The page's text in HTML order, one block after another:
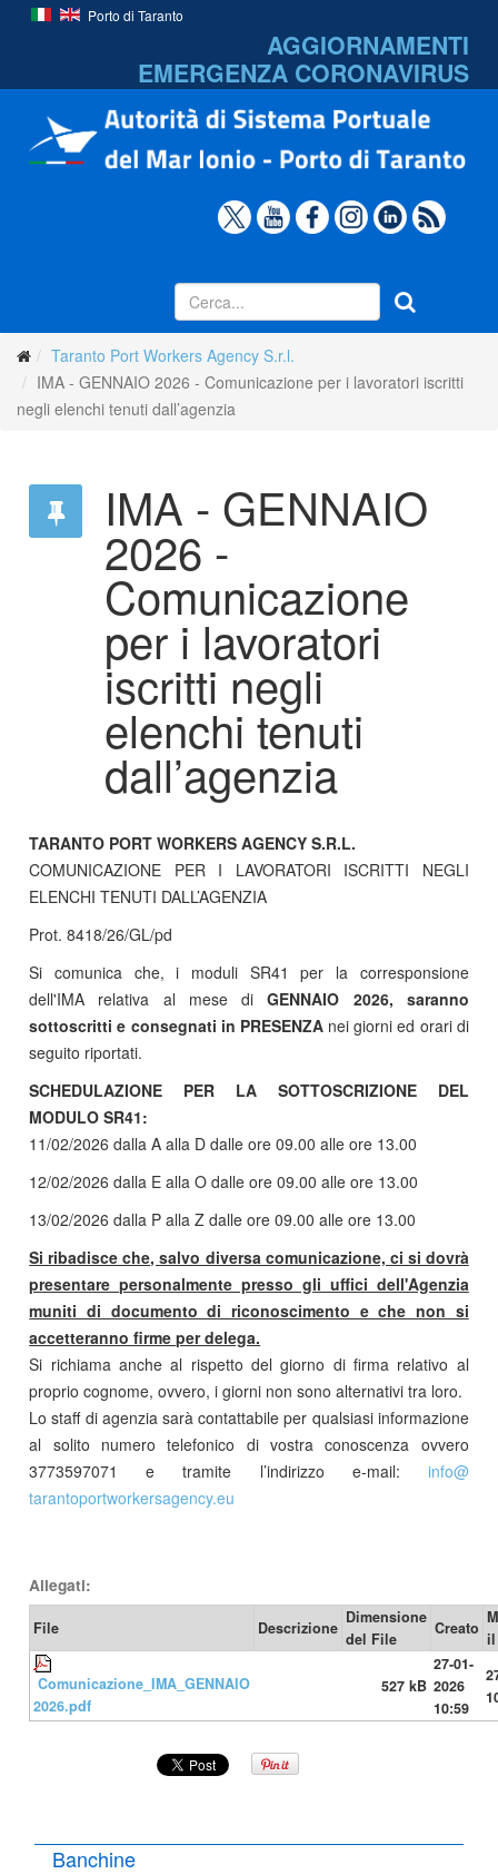
Porto di Taranto
AGGIORNAMENTI
EMERGENZA CORONAVIRUS
Taranto Port Workers Agency S.r.l.
IMA - GENNAIO 2026 - Comunicazione per i lavoratori iscritti
negli elenchi tenuti dall’agenzia
IMA - GENNAIO
2026 -
Comunicazione
per i lavoratori
iscritti negli
elenchi tenuti
dall’agenzia
TARANTO PORT WORKERS AGENCY S.R.L.
COMUNICAZIONE PER I LAVORATORI ISCRITTI NEGLI
ELENCHI TENUTI DALL’AGENZIA
Prot. 8418/26/GL/pd
Si comunica che, i moduli SR41 per la corresponsione
dell'IMA relativa al mese di GENNAIO 2026, saranno
sottoscritti e consegnati in PRESENZAnei giorni ed orari di
seguito riportati.
SCHEDULAZIONE PER LA SOTTOSCRIZIONE DEL
MODULO SR41:
11/02/2026 dalla A alla D dalle ore 09.00 alle ore 13.00
12/02/2026 dalla E alla O dalle ore 09.00 alle ore 13.00
13/02/2026 dalla P alla Z dalle ore 09.00 alle ore 13.00
Si ribadisce che, salvo diversa comunicazione, ci si dovrà
presentare personalmente presso gli uffici dell'Agenzia
muniti di documento di riconoscimento e che non si
accetteranno firme per delega.
Si richiama anche al rispetto del giorno di firma relativo al
proprio cognome, ovvero, i giorni non sono alternativi tra loro.
Lo staff di agenzia sarà contattabile per qualsiasi informazione
al solito numero telefonico di vostra conoscenza ovvero
3773597071 e tramite l’indirizzo e-mail: info​@​
tarantoportworkersagency.eu
Allegati:
File Descrizione
Dimensione
del File
Creato
il
Comunicazione_IMA_GENNAIO
2026.pdf
527 kB
27-01-
2026
10:59
Banchine